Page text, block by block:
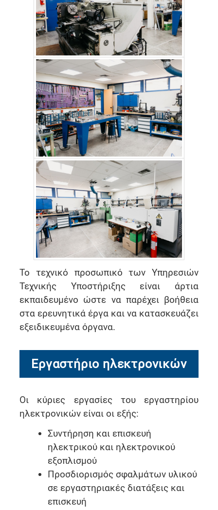
Το τεχνικό προσωπικό των Υπηρεσιών
Τεχνικής Υποστήριξης είναι άρτια
εκπαιδευμένο ώστε να παρέχει βοήθεια
στα ερευνητικά έργα και να κατασκευάζει
εξειδικευμένα όργανα.
Εργαστήριο ηλεκτρονικών
Οι κύριες εργασίες του εργαστηρίου
ηλεκτρονικών είναι οι εξής:
Συντήρηση και επισκευή
ηλεκτρικού και ηλεκτρονικού
εξοπλισμού
Προσδιορισμός σφαλμάτων υλικού
σε εργαστηριακές διατάξεις και
επισκευή